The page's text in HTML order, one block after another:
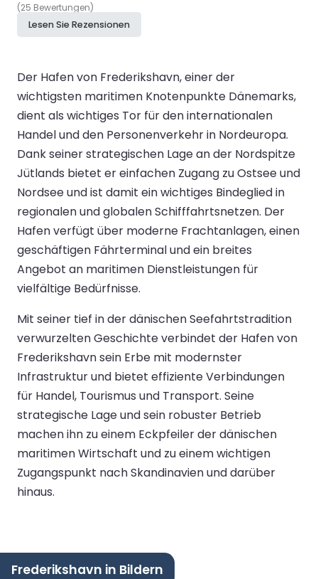
(25 Bewertungen)
Lesen Sie Rezensionen
Der Hafen von Frederikshavn, einer der
wichtigsten maritimen Knotenpunkte Dänemarks,
dient als wichtiges Tor für den internationalen
Handel und den Personenverkehr in Nordeuropa.
Dank seiner strategischen Lage an der Nordspitze
Jütlands bietet er einfachen Zugang zu Ostsee und
Nordsee und ist damit ein wichtiges Bindeglied in
regionalen und globalen Schifffahrtsnetzen. Der
Hafen verfügt über moderne Frachtanlagen, einen
geschäftigen Fährterminal und ein breites
Angebot an maritimen Dienstleistungen für
vielfältige Bedürfnisse.
Mit seiner tief in der dänischen Seefahrtstradition
verwurzelten Geschichte verbindet der Hafen von
Frederikshavn sein Erbe mit modernster
Infrastruktur und bietet effiziente Verbindungen
für Handel, Tourismus und Transport. Seine
strategische Lage und sein robuster Betrieb
machen ihn zu einem Eckpfeiler der dänischen
maritimen Wirtschaft und zu einem wichtigen
Zugangspunkt nach Skandinavien und darüber
hinaus.
Frederikshavn in Bildern